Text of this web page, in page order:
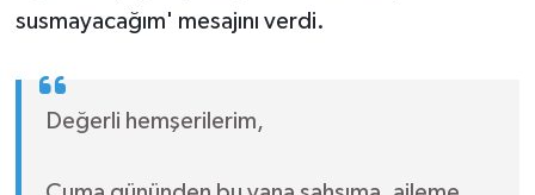
susmayacağım' mesajını verdi.
Değerli hemşerilerim,